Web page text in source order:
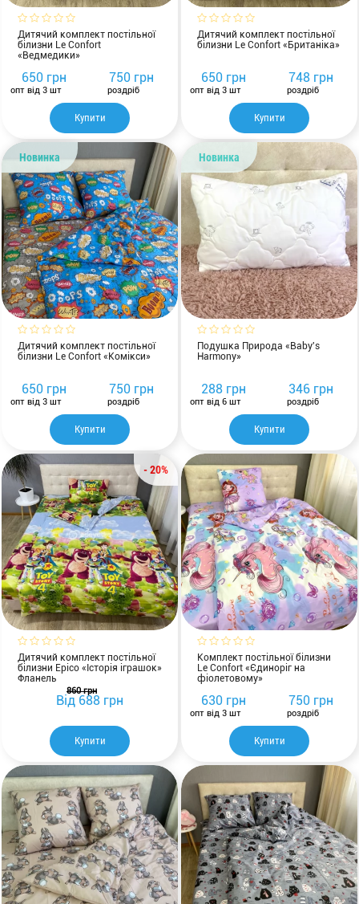
Дитячий комплект постільної
білизни Le Confort
«Ведмедики»
Купити
650 грн
опт від 3 шт
750 грн
роздріб
Дитячий комплект постільної
білизни Le Confort «Британіка»
Купити
650 грн
опт від 3 шт
748 грн
роздріб
Новинка
Дитячий комплект постільної
білизни Le Confort «Комікси»
Купити
650 грн
опт від 3 шт
750 грн
роздріб
Новинка
Подушка Природа «Baby's
Harmony»
Купити
288 грн
опт від 6 шт
346 грн
роздріб
- 20%
Дитячий комплект постільної
білизни Epico «Історія іграшок»
Фланель
Купити
860 грн
Від 688 грн
Комплект постільної білизни
Le Confort «Єдиноріг на
фіолетовому»
Купити
630 грн
опт від 3 шт
750 грн
роздріб